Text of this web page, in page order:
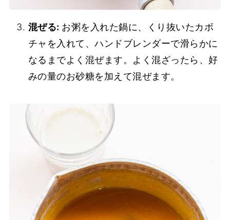
混ぜる: お粥を入れた鍋に、くり抜いたカボ
チャを入れて、ハンドブレンダーで滑らかに
なるまでよく混ぜます。よく混ざったら、好
みの量のお砂糖を加えて混ぜます。